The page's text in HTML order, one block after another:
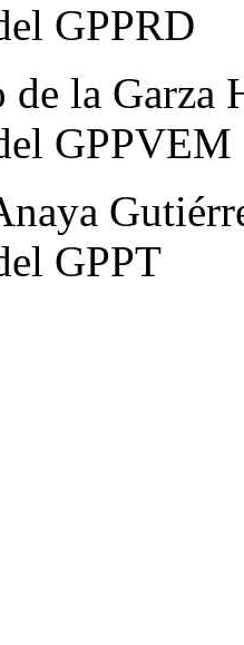
GPPRD
la Garza
GPPVEM
GPPT